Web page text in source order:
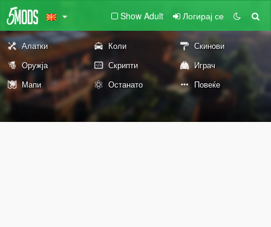
Show Adult Логирај се
Алатки Коли
Скинови
Оружја
Скрипти
Играч
Мапи
Останато Повеќе